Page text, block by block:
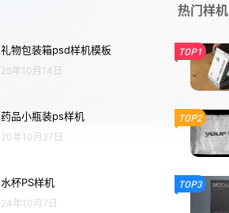
礼物包装箱psd样机模板
25年10月14日
药品小瓶装ps样机
20年10月27日
水杯PS样机
24年10月7日
热门样机
TOP1
TOP2
TOP3